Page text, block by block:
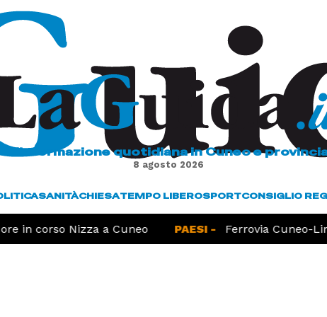
L'informazione quotidiana in Cuneo e
8 agosto 2026
SANITÀCHIESATEMPO LIBEROSPORTCONSIGLIO
in corso Nizza a Cuneo PAESI - Ferrovia Cuneo-